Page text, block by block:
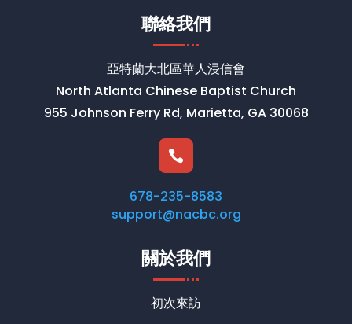
聯絡我們
亞特蘭大北區華人浸信會
North Atlanta Chinese Baptist Church
955 Johnson Ferry Rd, Marietta, GA 30068

678-235-8583
support@nacbc.org
關於我們
初次來訪